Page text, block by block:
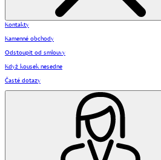
Kontakty
Kamenné obchody
Odstoupit od smlouvy
Když kousek nesedne
Časté dotazy